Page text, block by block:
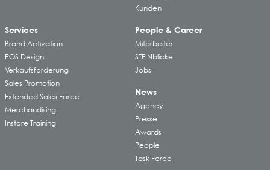
Kunden
Services
Brand Activation
POS Design
Verkaufsförderung
Sales Promotion
Extended Sales Force
Merchandising
Instore Training
People & Career
Mitarbeiter
STEINblicke
Jobs
News
Agency
Presse
Awards
People
Task Force